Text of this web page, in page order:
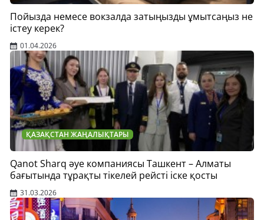
Пойызда немесе вокзалда затыңызды ұмытсаңыз не
істеу керек?
01.04.2026
ҚАЗАҚСТАН ЖАҢАЛЫҚТАРЫ
Qanot Sharq әуе компаниясы Ташкент – Алматы
бағытында тұрақты тікелей рейсті іске қосты
31.03.2026